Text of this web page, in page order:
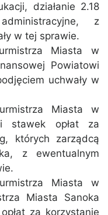
działanie 2.18
z
w tej sprawie.
Miasta w
Powiatowi
uchwały w
Miasta w
stawek opłat za
których zarządcą
z ewentualnym
Miasta w
Miasta Sanoka
za korzystanie